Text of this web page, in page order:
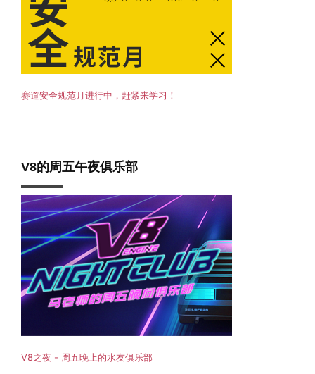
赛道安全规范月进行中，赶紧来学习！
V8的周五午夜俱乐部
V8之夜 - 周五晚上的水友俱乐部